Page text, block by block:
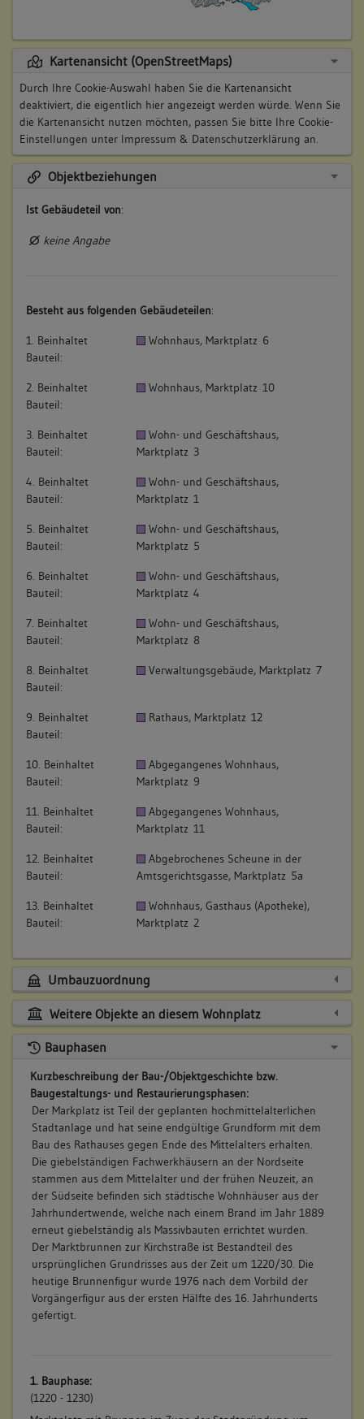
Kartenansicht (OpenStreetMaps)
Durch Ihre Cookie-Auswahl haben Sie die Kartenansicht
deaktiviert, die eigentlich hier angezeigt werden würde. Wenn Sie
die Kartenansicht nutzen möchten, passen Sie bitte Ihre Cookie-
Einstellungen unter Impressum & Datenschutzerklärung an.
Objektbeziehungen
Ist Gebäudeteil von:
keine Angabe
Besteht aus folgenden Gebäudeteilen:
1. Beinhaltet
Bauteil:
Wohnhaus, Marktplatz 6
2. Beinhaltet
Bauteil:
Wohnhaus, Marktplatz 10
3. Beinhaltet
Bauteil:
Wohn- und Geschäftshaus,
Marktplatz 3
4. Beinhaltet
Bauteil:
Wohn- und Geschäftshaus,
Marktplatz 1
5. Beinhaltet
Bauteil:
Wohn- und Geschäftshaus,
Marktplatz 5
6. Beinhaltet
Bauteil:
Wohn- und Geschäftshaus,
Marktplatz 4
7. Beinhaltet
Bauteil:
Wohn- und Geschäftshaus,
Marktplatz 8
8. Beinhaltet
Bauteil:
Verwaltungsgebäude, Marktplatz 7
9. Beinhaltet
Bauteil:
Rathaus, Marktplatz 12
10. Beinhaltet
Bauteil:
Abgegangenes Wohnhaus,
Marktplatz 9
11. Beinhaltet
Bauteil:
Abgegangenes Wohnhaus,
Marktplatz 11
12. Beinhaltet
Bauteil:
Abgebrochenes Scheune in der
Amtsgerichtsgasse, Marktplatz 5a
13. Beinhaltet
Bauteil:
Wohnhaus, Gasthaus (Apotheke),
Marktplatz 2
Umbauzuordnung
Weitere Objekte an diesem Wohnplatz
Bauphasen
Kurzbeschreibung der Bau-/Objektgeschichte bzw.
Baugestaltungs- und Restaurierungsphasen:
Der Markplatz ist Teil der geplanten hochmittelalterlichen
Stadtanlage und hat seine endgültige Grundform mit dem
Bau des Rathauses gegen Ende des Mittelalters erhalten.
Die giebelständigen Fachwerkhäusern an der Nordseite
stammen aus dem Mittelalter und der frühen Neuzeit, an
der Südseite befinden sich städtische Wohnhäuser aus der
Jahrhundertwende, welche nach einem Brand im Jahr 1889
erneut giebelständig als Massivbauten errichtet wurden.
Der Marktbrunnen zur Kirchstraße ist Bestandteil des
ursprünglichen Grundrisses aus der Zeit um 1220/30. Die
heutige Brunnenfigur wurde 1976 nach dem Vorbild der
Vorgängerfigur aus der ersten Hälfte des 16. Jahrhunderts
gefertigt.
1. Bauphase:
(1220 - 1230)